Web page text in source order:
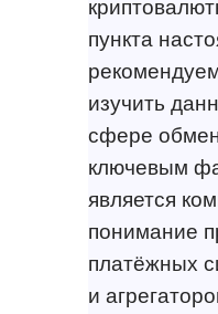
пункта
изучить
сфере
ключевым
является
понимание
платёжных
и